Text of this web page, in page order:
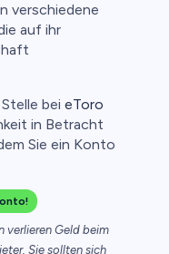
verschiedene
auf ihr
bei eToro
in Betracht
Sie ein Konto
verlieren Geld beim
Sie sollten sich